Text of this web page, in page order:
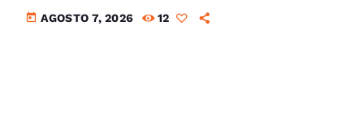
today AGOSTO 7, 2026 12